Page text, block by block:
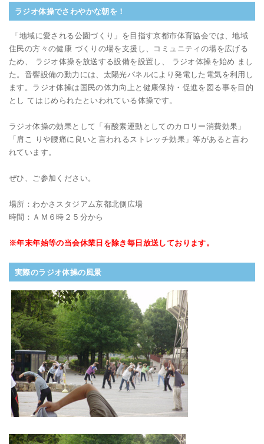
ラジオ体操でさわやかな朝を！
「地域に愛される公園づくり」を目指す京都市体育協会では、地域
住民の方々の健康 づくりの場を支援し、コミュニティの場を広げる
ため、 ラジオ体操を放送する設備を設置し、 ラジオ体操を始め まし
た。音響設備の動力には、太陽光パネルにより発電した電気を利用し
ます。ラジオ体操は国民の体力向上と健康保持・促進を図る事を目的
とし てはじめられたといわれている体操です。
ラジオ体操の効果として「有酸素運動としてのカロリー消費効果」
「肩こ りや腰痛に良いと言われるストレッチ効果」等があると言わ
れています。
ぜひ、ご参加ください。
場所：わかさスタジアム京都北側広場
時間：ＡＭ６時２５分から
※年末年始等の当会休業日を除き毎日放送しております。
実際のラジオ体操の風景